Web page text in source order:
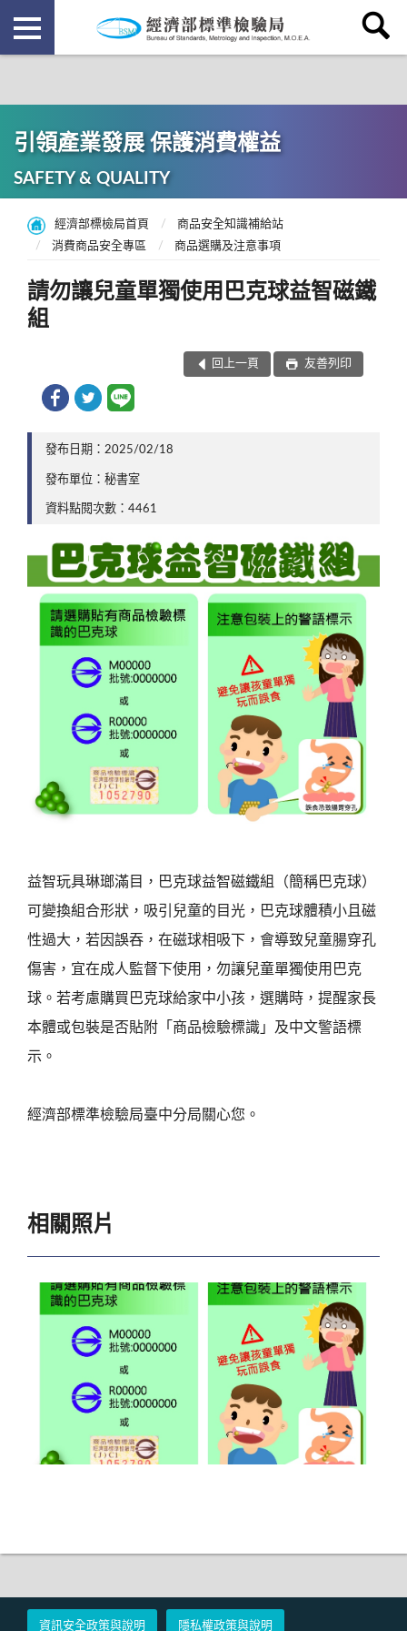
引領產業發展 保護消費權益
SAFETY & QUALITY
經濟部標檢局首頁
商品安全知識補給站
消費商品安全專區
商品選購及注意事項
請勿讓兒童單獨使用巴克球益智磁鐵
組
回上一頁 友善列印
發布日期：2025/02/18
發布單位：秘書室
資料點閱次數：4461
益智玩具琳瑯滿目，巴克球益智磁鐵組（簡稱巴克球）
可變換組合形狀，吸引兒童的目光，巴克球體積小且磁
性過大，若因誤吞，在磁球相吸下，會導致兒童腸穿孔
傷害，宜在成人監督下使用，勿讓兒童單獨使用巴克
球。若考慮購買巴克球給家中小孩，選購時，提醒家長
本體或包裝是否貼附「商品檢驗標識」及中文警語標
示。
經濟部標準檢驗局臺中分局關心您。
相關照片
資訊安全政策與說明 隱私權政策與說明